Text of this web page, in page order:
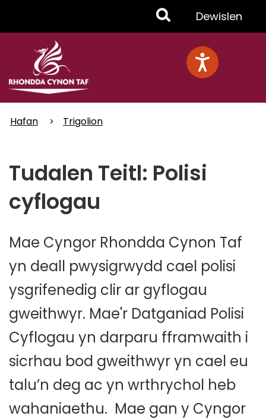
Toggle
Menu
Dewislen
Hafan Trigolion
Tudalen Teitl: Polisi
cyflogau
Mae Cyngor Rhondda Cynon Taf
yn deall pwysigrwydd cael polisi
ysgrifenedig clir ar gyflogau
gweithwyr. Mae'r Datganiad Polisi
Cyflogau yn darparu fframwaith i
sicrhau bod gweithwyr yn cael eu
talu’n deg ac yn wrthrychol heb
wahaniaethu. Mae gan y Cyngor